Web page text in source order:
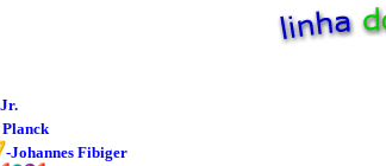
-Johannes Fibiger